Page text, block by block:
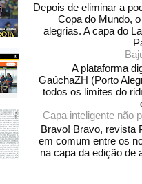
Depois de eliminar a
Copa do Mundo,
alegrias. A capa do
A plataforma
GaúchaZH (Porto
todos os limites do
Capa inteligente não
Bravo! Bravo, revista
em comum entre os
na capa da edição de